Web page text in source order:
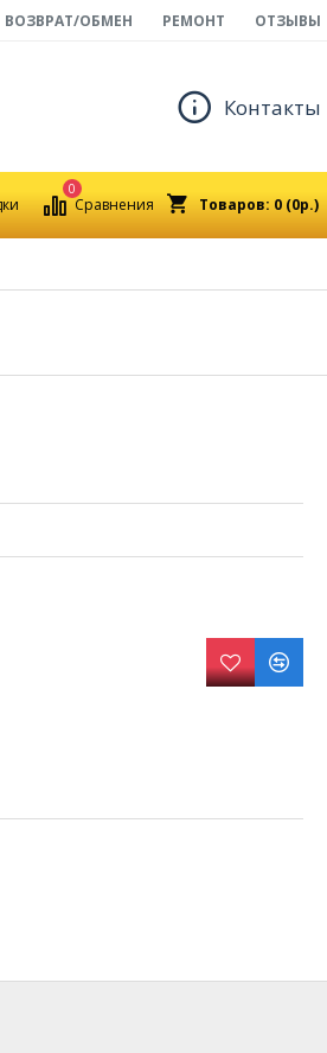
ВОЗВРАТ/ОБМЕН РЕМОНТ ОТЗЫВЫ
Контакты
Сравнения
0
Товаров: 0 (0р.)